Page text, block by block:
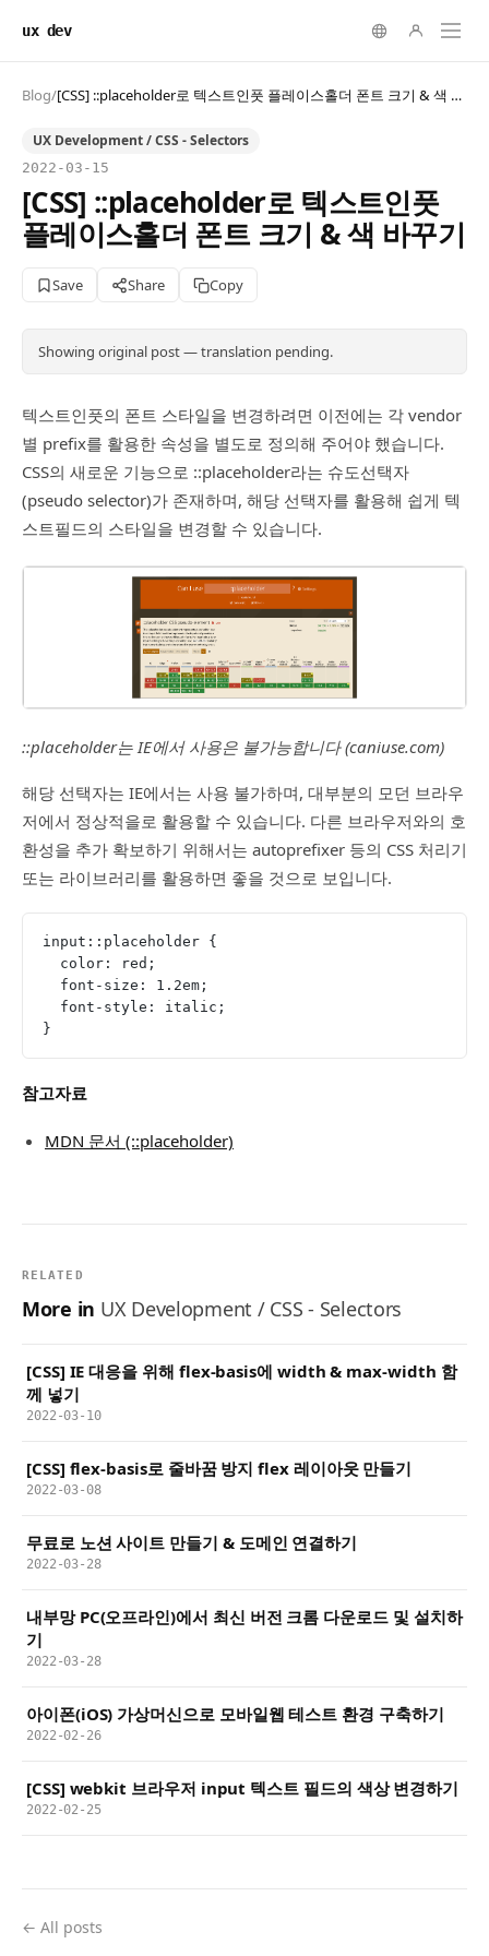
ux dev
Blog/ [CSS] ::placeholder로 텍스트인풋 플레이스홀더 폰트 크기 & 색 바꾸기
UX Development / CSS - Selectors
2022-03-15
[CSS] ::placeholder로 텍스트인풋
플레이스홀더 폰트 크기 & 색 바꾸기
Save Share Copy
Showing original post — translation pending.
텍스트인풋의 폰트 스타일을 변경하려면 이전에는 각 vendor
별 prefix를 활용한 속성을 별도로 정의해 주어야 했습니다.
CSS의 새로운 기능으로 ::placeholder라는 슈도선택자
(pseudo selector)가 존재하며, 해당 선택자를 활용해 쉽게 텍
스트필드의 스타일을 변경할 수 있습니다.
::placeholder는 IE에서 사용은 불가능합니다 (caniuse.com)
해당 선택자는 IE에서는 사용 불가하며, 대부분의 모던 브라우
저에서 정상적을로 활용할 수 있습니다. 다른 브라우저와의 호
환성을 추가 확보하기 위해서는 autoprefixer 등의 CSS 처리기
또는 라이브러리를 활용하면 좋을 것으로 보입니다.
input::placeholder {
  color: red;
  font-size: 1.2em;
  font-style: italic;
}
참고자료
MDN 문서 (::placeholder)
RELATED
More in UX Development / CSS - Selectors
[CSS] IE 대응을 위해 flex-basis에 width & max-width 함
께 넣기
2022-03-10
[CSS] flex-basis로 줄바꿈 방지 flex 레이아웃 만들기
2022-03-08
무료로 노션 사이트 만들기 & 도메인 연결하기
2022-03-28
내부망 PC(오프라인)에서 최신 버전 크롬 다운로드 및 설치하
기
2022-03-28
아이폰(iOS) 가상머신으로 모바일웹 테스트 환경 구축하기
2022-02-26
[CSS] webkit 브라우저 input 텍스트 필드의 색상 변경하기
2022-02-25
← All posts